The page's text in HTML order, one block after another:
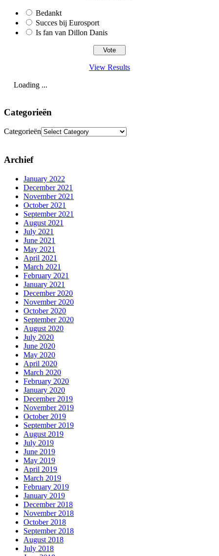
Bedankt
Succes bij Eurosport
Is fan van Dillon Danis
View Results
Loading ...
Categorieën
Categorieën
Archief
January 2022
December 2021
November 2021
October 2021
September 2021
August 2021
July 2021
June 2021
May 2021
April 2021
March 2021
February 2021
January 2021
December 2020
November 2020
October 2020
September 2020
August 2020
July 2020
June 2020
May 2020
April 2020
March 2020
February 2020
January 2020
December 2019
November 2019
October 2019
September 2019
August 2019
July 2019
June 2019
May 2019
April 2019
March 2019
February 2019
January 2019
December 2018
November 2018
October 2018
September 2018
August 2018
July 2018